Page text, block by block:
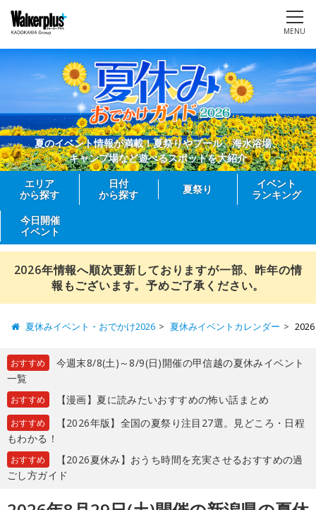
MENU
夏のイベント情報が満載！夏祭りやプール、海水浴場、
キャンプ場など遊べるスポットを大紹介
エリア
から探す
日付
から探す
夏祭り
イベント
ランキング
今日開催
イベント
2026年情報へ順次更新しておりますが一部、昨年の情
報もございます。予めご了承ください。
夏休みイベント・おでかけ2026 夏休みイベントカレンダー
おすすめ
今週末8/8(土)～8/9(日)開催の甲信越の夏休みイベント
一覧
おすすめ 【漫画】夏に読みたいおすすめの怖い話まとめ
おすすめ
【2026年版】全国の夏祭り注目27選。見どころ・日程
もわかる！
おすすめ
【2026夏休み】おうち時間を充実させるおすすめの過
ごし方ガイド